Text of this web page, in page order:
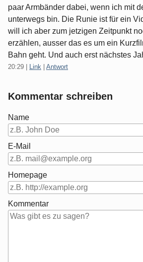
paar Armbänder dabei, wenn ich mit
unterwegs bin. Die Runie ist für ein
will ich aber zum jetzigen Zeitpunkt
erzählen, ausser das es um ein
Bahn geht. Und auch erst nächstes
20:29 | Link | Antwort
Kommentar schreiben
Name
E-Mail
Homepage
Kommentar